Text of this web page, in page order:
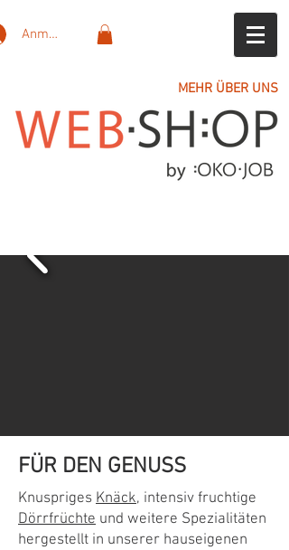
Anmelden
MEHR ÜBER UNS
FÜR DEN GENUSS
Knuspriges Knäck, intensiv fruchtige
Dörrfrüchte und weitere Spezialitäten
hergestellt in unserer hauseigenen